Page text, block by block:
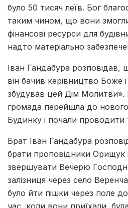
було 50 тисяч леїв. Бог
таким чином, що вони змогли
фінансові ресурси для
надто матеріально
Іван Гандабура розповідав,
він бачив керівництво Боже
збудував цей Дім Молитви».
громада перейшла до
Будинку і почали проводити
Брат Іван Гандабура
брати проповідники Орищук
звершувати Вечерю
залізниця через село
було йти пішки через поле
час, коли вони приїхали,